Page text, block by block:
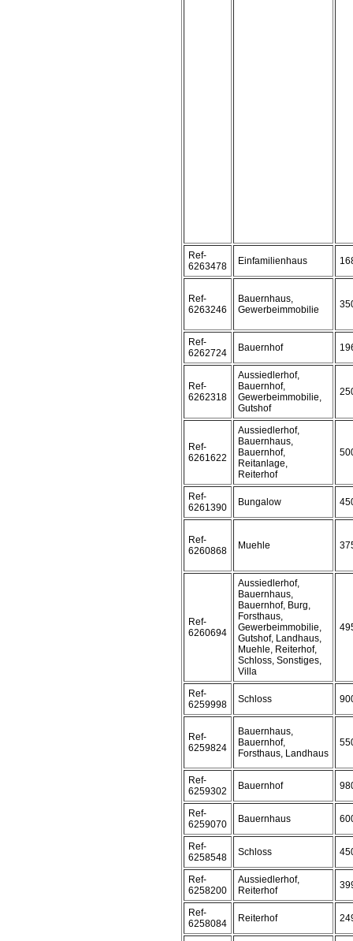
Ref-
6263478
Einfamilienhaus
Ref-
6263246
Bauernhaus,
Gewerbeimmobilie
Ref-
6262724
Bauernhof
Ref-
6262318
Aussiedlerhof,
Bauernhof,
Gewerbeimmobilie,
Gutshof
Ref-
6261622
Aussiedlerhof,
Bauernhaus,
Bauernhof,
Reitanlage,
Reiterhof
Ref-
6261390
Bungalow
Ref-
6260868
Muehle
Ref-
6260694
Aussiedlerhof,
Bauernhaus,
Bauernhof, Burg,
Forsthaus,
Gewerbeimmobilie,
Gutshof, Landhaus,
Muehle, Reiterhof,
Schloss, Sonstiges,
Villa
Ref-
6259998
Schloss
Ref-
6259824
Bauernhaus,
Bauernhof,
Forsthaus, Landhaus
Ref-
6259302
Bauernhof
Ref-
6259070
Bauernhaus
Ref-
6258548
Schloss
Ref-
6258200
Aussiedlerhof,
Reiterhof
Ref-
6258084
Reiterhof